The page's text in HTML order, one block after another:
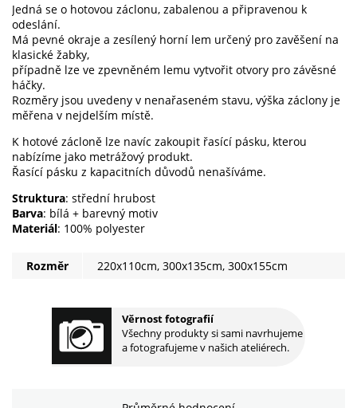
Věrnost fotografií
Všechny produkty si sami navrhujeme
a fotografujeme v našich ateliérech.
Jedná se o hotovou záclonu, zabalenou a připravenou k
odeslání.
Má pevné okraje a zesílený horní lem určený pro zavěšení na
klasické žabky,
případně lze ve zpevněném lemu vytvořit otvory pro závěsné
háčky.
Rozměry jsou uvedeny v nenařaseném stavu, výška záclony je
měřena v nejdelším místě.
K hotové zácloně lze navíc zakoupit řasící pásku, kterou
nabízíme jako metrážový produkt.
Řasící pásku z kapacitních důvodů nenašíváme.
Struktura: střední hrubost
Barva: bílá + barevný motiv
Materiál: 100% polyester
Rozměr 220x110cm, 300x135cm, 300x155cm